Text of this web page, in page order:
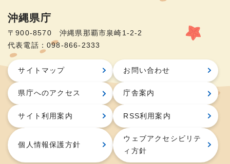
沖縄県庁
〒900-8570 沖縄県那覇市泉崎1-2-2
代表電話：098-866-2333
サイトマップ お問い合わせ
県庁へのアクセス 庁舎案内
サイト利用案内 RSS利用案内
個人情報保護方針
ウェブアクセシビリテ
ィ方針